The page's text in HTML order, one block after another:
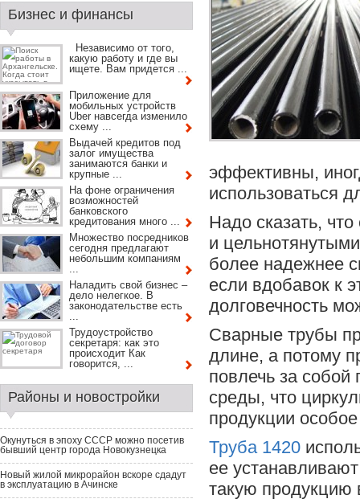
эффективны,
использоваться
Надо сказать,
и
более надежнее
если вдобавок к
долговечность
Сварные трубы
длине, а потому
повлечь за
среды, что
продукции
Труба 1420
ее
такую продукцию
Бизнес и финансы
Независимо от того,
какую работу и где вы
ищете. Вам придется ...
Приложение для
мобильных устройств
Uber навсегда изменило
схему ...
Выдачей кредитов под
залог имущества
занимаются банки и
крупные ...
На фоне ограничения
возможностей
банковского
кредитования много ...
Множество посредников
сегодня предлагают
небольшим компаниям
...
Наладить свой бизнес –
дело нелегкое. В
законодательстве есть
...
Трудоустройство
секретаря: как это
происходит Как
говорится, ...
Районы и новостройки
Окунуться в эпоху СССР можно посетив
бывший центр города Новокузнецка
Новый жилой микрорайон вскоре сдадут
в эксплуатацию в Ачинске